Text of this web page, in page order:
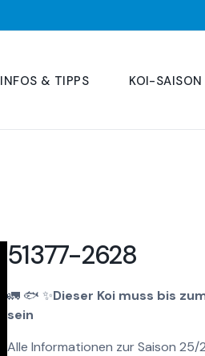
INFOS & TIPPS KOI-
51377-2628
🚛 🐟 ✨Dieser Koi muss bis
sein
Alle Informationen zur Saison 25/